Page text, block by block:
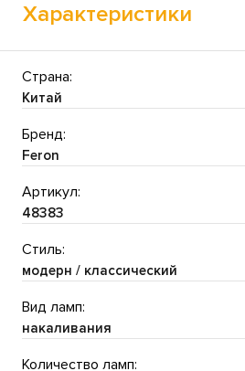
Характеристики
Страна:
Китай
Бренд:
Feron
Артикул:
48383
Стиль:
модерн / классический
Вид ламп:
накаливания
Количество ламп: